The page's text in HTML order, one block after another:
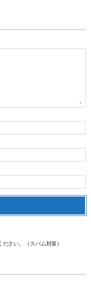
さい。（スパム対策）